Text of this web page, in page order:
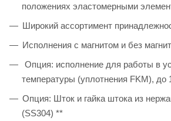
положениях эластомерными
Широкий ассортимент
Исполнения с магнитом и без
Опция: исполнение для работы в
температуры (уплотнения FKM), до
Опция: Шток и гайка штока из
(SS304) **